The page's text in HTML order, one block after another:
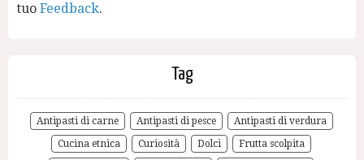
tuo Feedback.
Tag
Antipasti di carne Antipasti di pesce
Antipasti di verdura
Cucina etnica
Curiosità Dolci
Frutta scolpita